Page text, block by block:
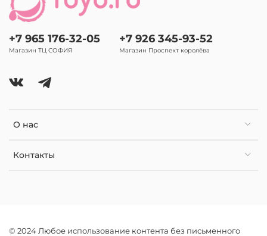
О нас
Контакты
+7 965 176-32-05
Магазин ТЦ СОФИЯ
+7 926 345-93-52
Магазин Проспект королёва
© 2024 Любое использование контента без письменного